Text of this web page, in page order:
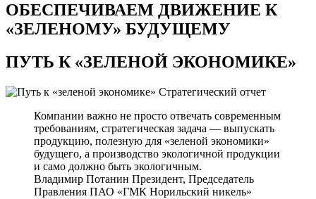
ОБЕСПЕЧИВАЕМ ДВИЖЕНИЕ К
«ЗЕЛЕНОМУ» БУДУЩЕМУ
ПУТЬ К«ЗЕЛЕНОЙ ЭКОНОМИКЕ»
Стратегический отчет
Компании важно не просто отвечать современным
требованиям, стратегическая задача — выпускать
продукцию, полезную для «зеленой экономики»
будущего, а производство экологичной продукции
и само должно быть экологичным.
Владимир Потанин Президент, Председатель
Правления ПАО «ГМК Норильский никель»